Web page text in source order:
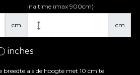
cm cm
Inaltime (max 900cm)
inches
als de hoogte met 10 cm te